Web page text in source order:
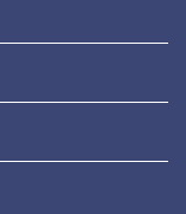
点講座